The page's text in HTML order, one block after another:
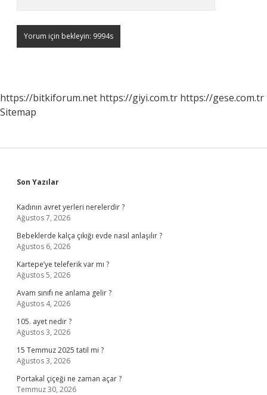
https://bitkiforum.net https://giyi.com.tr https://gese.com.tr
Sitemap
Sidebar
Son Yazılar
Kadının avret yerleri nerelerdir ?
Ağustos 7, 2026
Bebeklerde kalça çıkığı evde nasıl anlaşılır ?
Ağustos 6, 2026
Kartepe’ye teleferik var mı ?
Ağustos 5, 2026
Avam sınıfı ne anlama gelir ?
Ağustos 4, 2026
105. ayet nedir ?
Ağustos 3, 2026
15 Temmuz 2025 tatil mi ?
Ağustos 3, 2026
Portakal çiçeği ne zaman açar ?
Temmuz 30, 2026